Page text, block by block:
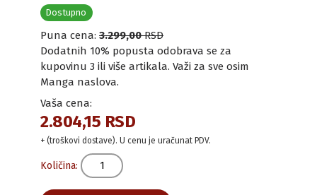
Dostupno
Puna cena: 3.299,00RSD
Dodatnih 10% popusta odobrava se za
kupovinu 3 ili više artikala. Važi za sve osim
Manga naslova.
Vaša cena:
2.804,15 RSD
+ (troškovi dostave). U cenu je uračunat PDV.
Količina: